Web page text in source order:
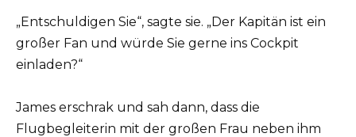
„Entschuldigen Sie“, sagte sie. „Der Kapitän ist ein
großer Fan und würde Sie gerne ins Cockpit
einladen?“
James erschrak und sah dann, dass die
Flugbegleiterin mit der großen Frau neben ihm